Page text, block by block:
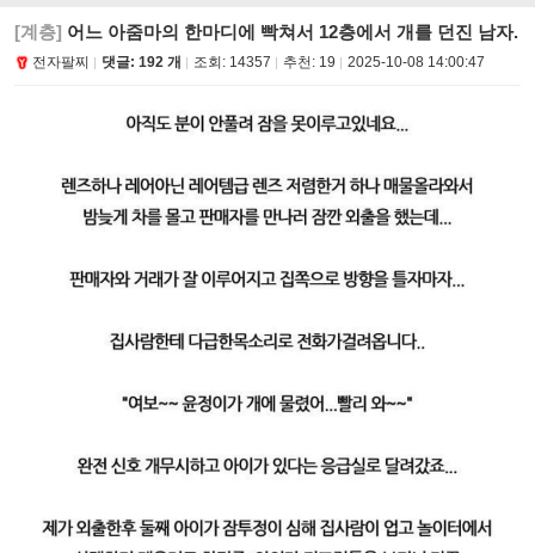
[계층] 어느 아줌마의 한마디에 빡쳐서 12층에서 개를 던진 남자.
전자팔찌 댓글: 192 개 조회: 14357 추천: 19 2025-10-08 14:00:47